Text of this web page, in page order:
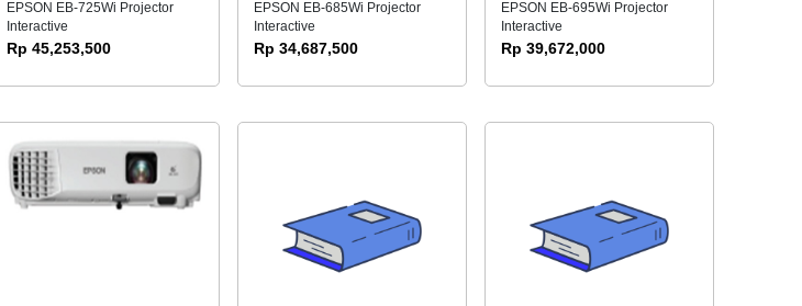
EPSON EB-725Wi Projector
Interactive
Rp 45,253,500
EPSON EB-685Wi Projector
Interactive
Rp 34,687,500
EPSON EB-695Wi Projector
Interactive
Rp 39,672,000